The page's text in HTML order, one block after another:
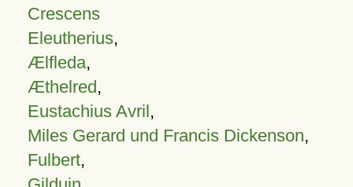
Crescens
Eleutherius,
Ælfleda,
Æthelred,
Eustachius Avril,
Miles Gerard und Francis Dickenson,
Fulbert,